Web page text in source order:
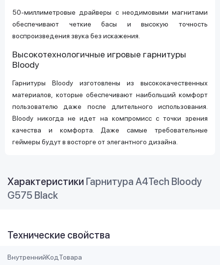
50-миллиметровые драйверы с неодимовыми магнитами
обеспечивают четкие басы и высокую точность
воспроизведения звука без искажения.
Высокотехнологичные игровые гарнитуры
Bloody
Гарнитуры Bloody изготовлены из высококачественных
материалов, которые обеспечивают наибольший комфорт
пользователю даже после длительного использования.
Bloody никогда не идет на компромисс с точки зрения
качества и комфорта. Даже самые требовательные
геймеры будут в восторге от элегантного дизайна.
Характеристики Гарнитура A4Tech Bloody
G575 Black
Технические свойства
ВнутреннийКодТовара